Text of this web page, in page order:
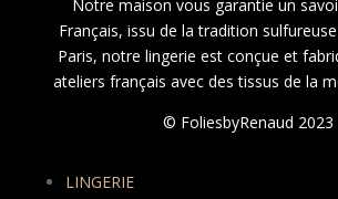
Notre maison vous garantie un
Français, issu de la tradition
Paris, notre lingerie est conçue et
ateliers français avec des tissus de la
© FoliesbyRenaud 2023
LINGERIE